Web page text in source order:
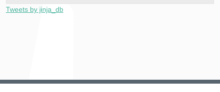
Tweets by jinja_db